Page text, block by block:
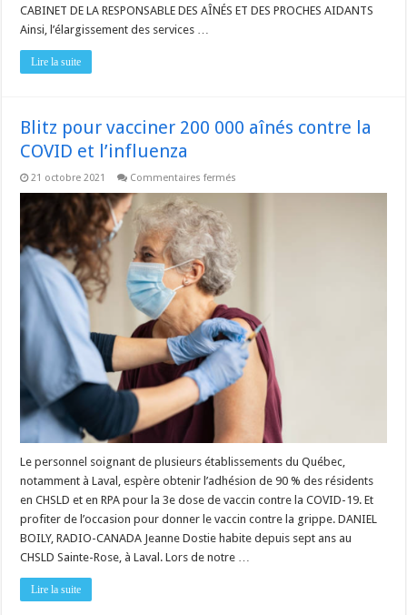
CABINET DE LA RESPONSABLE DES AÎNÉS ET DES PROCHES AIDANTS
Ainsi, l’élargissement des services …
Lire la suite
Blitz pour vacciner 200 000 aînés contre la
COVID et l’influenza
21 octobre 2021 Commentaires fermés
contre
l’influenza
Le personnel soignant de plusieurs établissements du Québec,
notamment à Laval, espère obtenir l’adhésion de 90 % des résidents
en CHSLD et en RPA pour la 3e dose de vaccin contre la COVID-19. Et
profiter de l’occasion pour donner le vaccin contre la grippe. DANIEL
BOILY, RADIO-CANADA Jeanne Dostie habite depuis sept ans au
CHSLD Sainte-Rose, à Laval. Lors de notre …
Lire la suite